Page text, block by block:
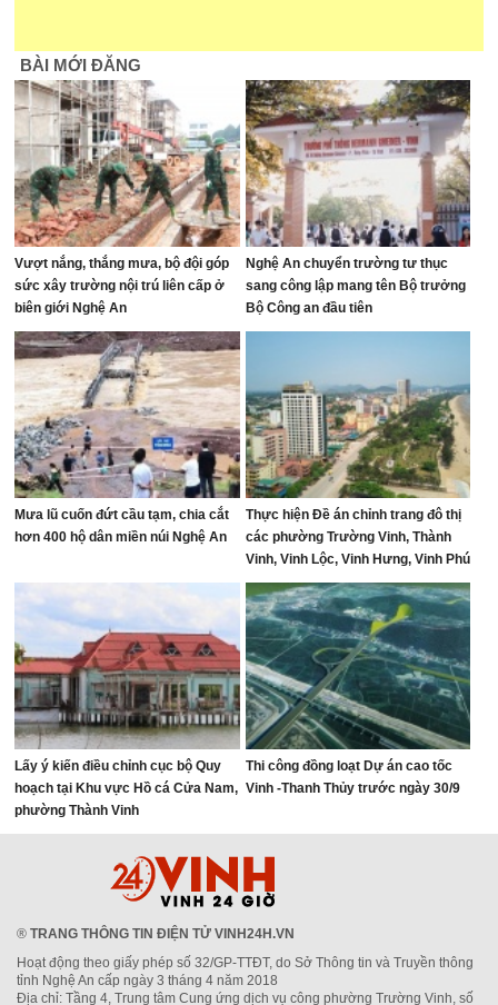
BÀI MỚI ĐĂNG
Vượt nắng, thắng mưa, bộ đội góp
sức xây trường nội trú liên cấp ở
biên giới Nghệ An
Nghệ An chuyển trường tư thục
sang công lập mang tên Bộ trưởng
Bộ Công an đầu tiên
Mưa lũ cuốn đứt cầu tạm, chia cắt
hơn 400 hộ dân miền núi Nghệ An
Thực hiện Đề án chỉnh trang đô thị
các phường Trường Vinh, Thành
Vinh, Vinh Lộc, Vinh Hưng, Vinh Phú
và Cửa Lò giai đoạn 2026 – 2030
Lấy ý kiến điều chỉnh cục bộ Quy
hoạch tại Khu vực Hồ cá Cửa Nam,
phường Thành Vinh
Thi công đồng loạt Dự án cao tốc
Vinh -Thanh Thủy trước ngày 30/9
® TRANG THÔNG TIN ĐIỆN TỬ VINH24H.VN
Hoạt động theo giấy phép số 32/GP-TTĐT, do Sở Thông tin và Truyền thông
tỉnh Nghệ An cấp ngày 3 tháng 4 năm 2018
Địa chỉ: Tầng 4, Trung tâm Cung ứng dịch vụ công phường Trường Vinh, số